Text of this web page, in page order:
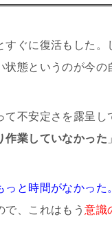
すぐに復活もした
態というのが今の
て不安定さを露呈
作業していなかった
と時間がなかった。
で、これはもう意識